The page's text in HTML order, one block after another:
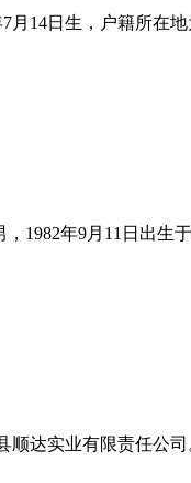
月14日生，户籍所在
1982年9月11日出生
县顺达实业有限责